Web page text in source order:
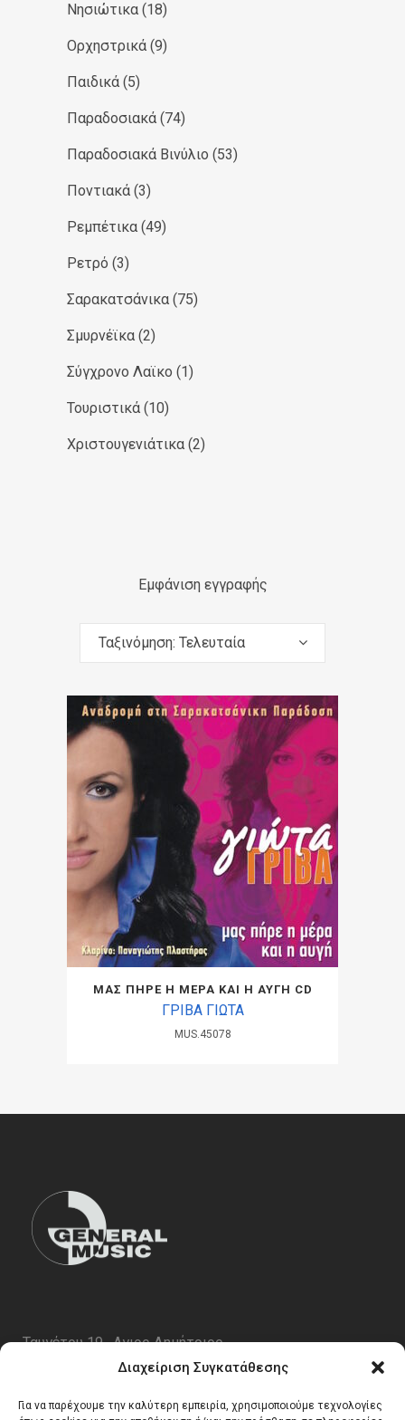
Διαχείριση Συγκατάθεσης
Για να παρέχουμε την καλύτερη εμπειρία, χρησιμοποιούμε τεχνολογίες
Νησιώτικα (18)
Ορχηστρικά (9)
Παιδικά (5)
Παραδοσιακά (74)
Παραδοσιακά Βινύλιο (53)
Ποντιακά (3)
Ρεμπέτικα (49)
Ρετρό (3)
Σαρακατσάνικα (75)
Σμυρνέϊκα (2)
Σύγχρονο Λαϊκο (1)
Τουριστικά (10)
Χριστουγενιάτικα (2)
Εμφάνιση εγγραφής
Ταξινόμηση: Τελευταία
ΜΑΣ ΠΗΡΕ Η ΜΕΡΑ ΚΑΙ Η ΑΥΓΗ CD
ΓΡΙΒΑ ΓΙΩΤΑ
MUS.45078
Ταυγέτου 19 , Αγιος Δημήτριος
email:info@generalmusic.gr